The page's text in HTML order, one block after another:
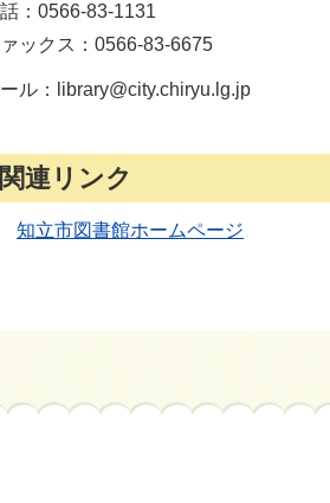
：0566-83-1131
ックス：0566-83-6675
ール：library@city.chiryu.lg.jp
関連リンク
知立市図書館ホームページ